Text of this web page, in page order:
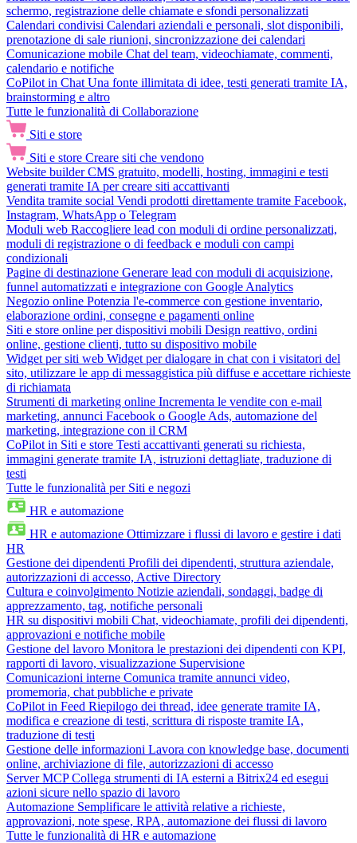
schermo, registrazione delle chiamate e sfondi personalizzati
Calendari condivisi Calendari aziendali e personali, slot disponibili,
prenotazione di sale riunioni, sincronizzazione dei calendari
Comunicazione mobile Chat del team, videochiamate, commenti,
calendario e notifiche
CoPilot in Chat Una fonte illimitata di idee, testi generati tramite IA,
brainstorming e altro
Tutte le funzionalità di Collaborazione
Siti e store
Siti e store Creare siti che vendono
Website builder CMS gratuito, modelli, hosting, immagini e testi
generati tramite IA per creare siti accattivanti
Vendita tramite social Vendi prodotti direttamente tramite Facebook,
Instagram, WhatsApp o Telegram
Moduli web Raccogliere lead con moduli di ordine personalizzati,
moduli di registrazione o di feedback e moduli con campi
condizionali
Pagine di destinazione Generare lead con moduli di acquisizione,
funnel automatizzati e integrazione con Google Analytics
Negozio online Potenzia l'e-commerce con gestione inventario,
elaborazione ordini, consegne e pagamenti online
Siti e store online per dispositivi mobili Design reattivo, ordini
online, gestione clienti, tutto su dispositivo mobile
Widget per siti web Widget per dialogare in chat con i visitatori del
sito, utilizzare le app di messaggistica più diffuse e accettare richieste
di richiamata
Strumenti di marketing online Incrementa le vendite con e-mail
marketing, annunci Facebook o Google Ads, automazione del
marketing, integrazione con il CRM
CoPilot in Siti e store Testi accattivanti generati su richiesta,
immagini generate tramite IA, istruzioni dettagliate, traduzione di
testi
Tutte le funzionalità per Siti e negozi
HR e automazione
HR e automazione Ottimizzare i flussi di lavoro e gestire i dati
HR
Gestione dei dipendenti Profili dei dipendenti, struttura aziendale,
autorizzazioni di accesso, Active Directory
Cultura e coinvolgimento Notizie aziendali, sondaggi, badge di
apprezzamento, tag, notifiche personali
HR su dispositivi mobili Chat, videochiamate, profili dei dipendenti,
approvazioni e notifiche mobile
Gestione del lavoro Monitora le prestazioni dei dipendenti con KPI,
rapporti di lavoro, visualizzazione Supervisione
Comunicazioni interne Comunica tramite annunci video,
promemoria, chat pubbliche e private
CoPilot in Feed Riepilogo dei thread, idee generate tramite IA,
modifica e creazione di testi, scrittura di risposte tramite IA,
traduzione di testi
Gestione delle informazioni Lavora con knowledge base, documenti
online, archiviazione di file, autorizzazioni di accesso
Server MCP Collega strumenti di IA esterni a Bitrix24 ed esegui
azioni sicure nello spazio di lavoro
Automazione Semplificare le attività relative a richieste,
approvazioni, note spese, RPA, automazione dei flussi di lavoro
Tutte le funzionalità di HR e automazione